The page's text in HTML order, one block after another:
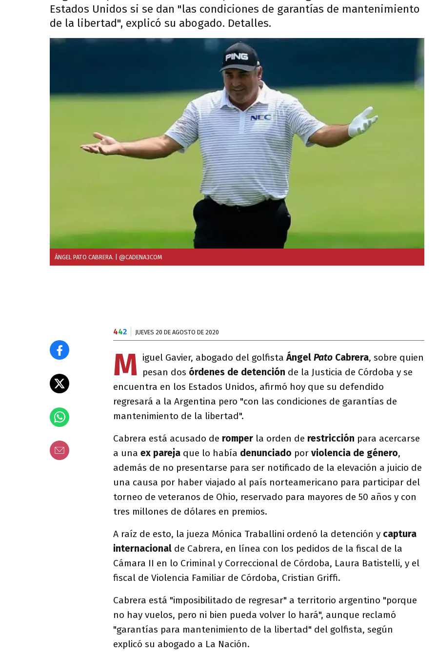
Estados Unidos si se dan "las condiciones de garantías de mantenimiento
de la libertad", explicó su abogado. Detalles.
ÁNGEL PATO CABRERA. | @CADENA3COM
442 JUEVES 20 DE AGOSTO DE 2020
M iguel Gavier, abogado del golfistaÁngel Pato Cabrera, sobre quien
pesan dos órdenes de detención de la Justicia de Córdoba y se
encuentra en los Estados Unidos, afirmó hoy que su defendido
regresará a la Argentina pero "con las condiciones de garantías de
mantenimiento de la libertad".
Cabrera está acusado de romper la orden de restricción para acercarse
a una ex pareja que lo había denunciado por violencia de género,
además de no presentarse para ser notificado de la elevación a juicio de
una causa por haber viajado al país norteamericano para participar del
torneo de veteranos de Ohio, reservado para mayores de 50 años y con
tres millones de dólares en premios.
A raíz de esto, la jueza Mónica Traballini ordenó la detención y captura
internacional de Cabrera, en línea con los pedidos de la fiscal de la
Cámara II en lo Criminal y Correccional de Córdoba, Laura Batistelli, y el
fiscal de Violencia Familiar de Córdoba, Cristian Griffi.
Cabrera está "imposibilitado de regresar" a territorio argentino "porque
no hay vuelos, pero ni bien pueda volver lo hará", aunque reclamó
"garantías para mantenimiento de la libertad" del golfista, según
explicó su abogado a La Nación.